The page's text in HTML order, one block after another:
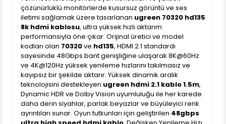
çözünürlüklü monitörlerde kusursuz görüntü ve ses
iletimi sağlamak üzere tasarlanan ugreen 70320 hd135
8k hdmi kablosu, ultra yüksek hızlı aktarım
performansıyla öne çıkar. Orijinal üretici ve model
kodları olan 70320ve hd135, HDMI 2.1 standardı
sayesinde 48Gbps bant genişliğine ulaşarak 8K@60Hz
ve 4K@120Hz yüksek yenileme hızlarını takılmasız ve
kayıpsız bir şekilde aktarır. Yüksek dinamik aralık
teknolojisini destekleyen ugreen hdmi 2.1 kablo 1.5m,
Dynamic HDR ve Dolby Vision uyumluluğu ile her karede
daha derin siyahlar, parlak beyazlar ve büyüleyici renk
ayrıntıları sunar. Oyun tutkunları için geliştirilen 48gbps